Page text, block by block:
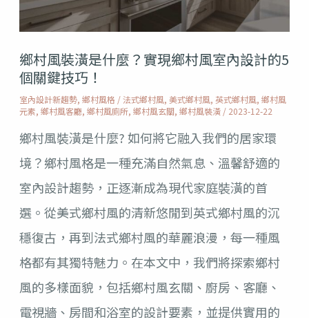
鄉村風裝潢是什麼？實現鄉村風室內設計的5
個關鍵技巧！
室內設計新趨勢, 鄉村風格 /法式鄉村風, 美式鄉村風, 英式鄉村風, 鄉村風
元素, 鄉村風客廳, 鄉村風廁所, 鄉村風玄關, 鄉村風裝潢/ 2023-12-22
鄉村風裝潢是什麼? 如何將它融入我們的居家環
境？鄉村風格是一種充滿自然氣息、溫馨舒適的
室內設計趨勢，正逐漸成為現代家庭裝潢的首
選。從美式鄉村風的清新悠閒到英式鄉村風的沉
穩復古，再到法式鄉村風的華麗浪漫，每一種風
格都有其獨特魅力。在本文中，我們將探索鄉村
風的多樣面貌，包括鄉村風玄關、廚房、客廳、
電視牆、房間和浴室的設計要素，並提供實用的
是
麼？
實
現
鄉
村
風
室
內
設
計
的